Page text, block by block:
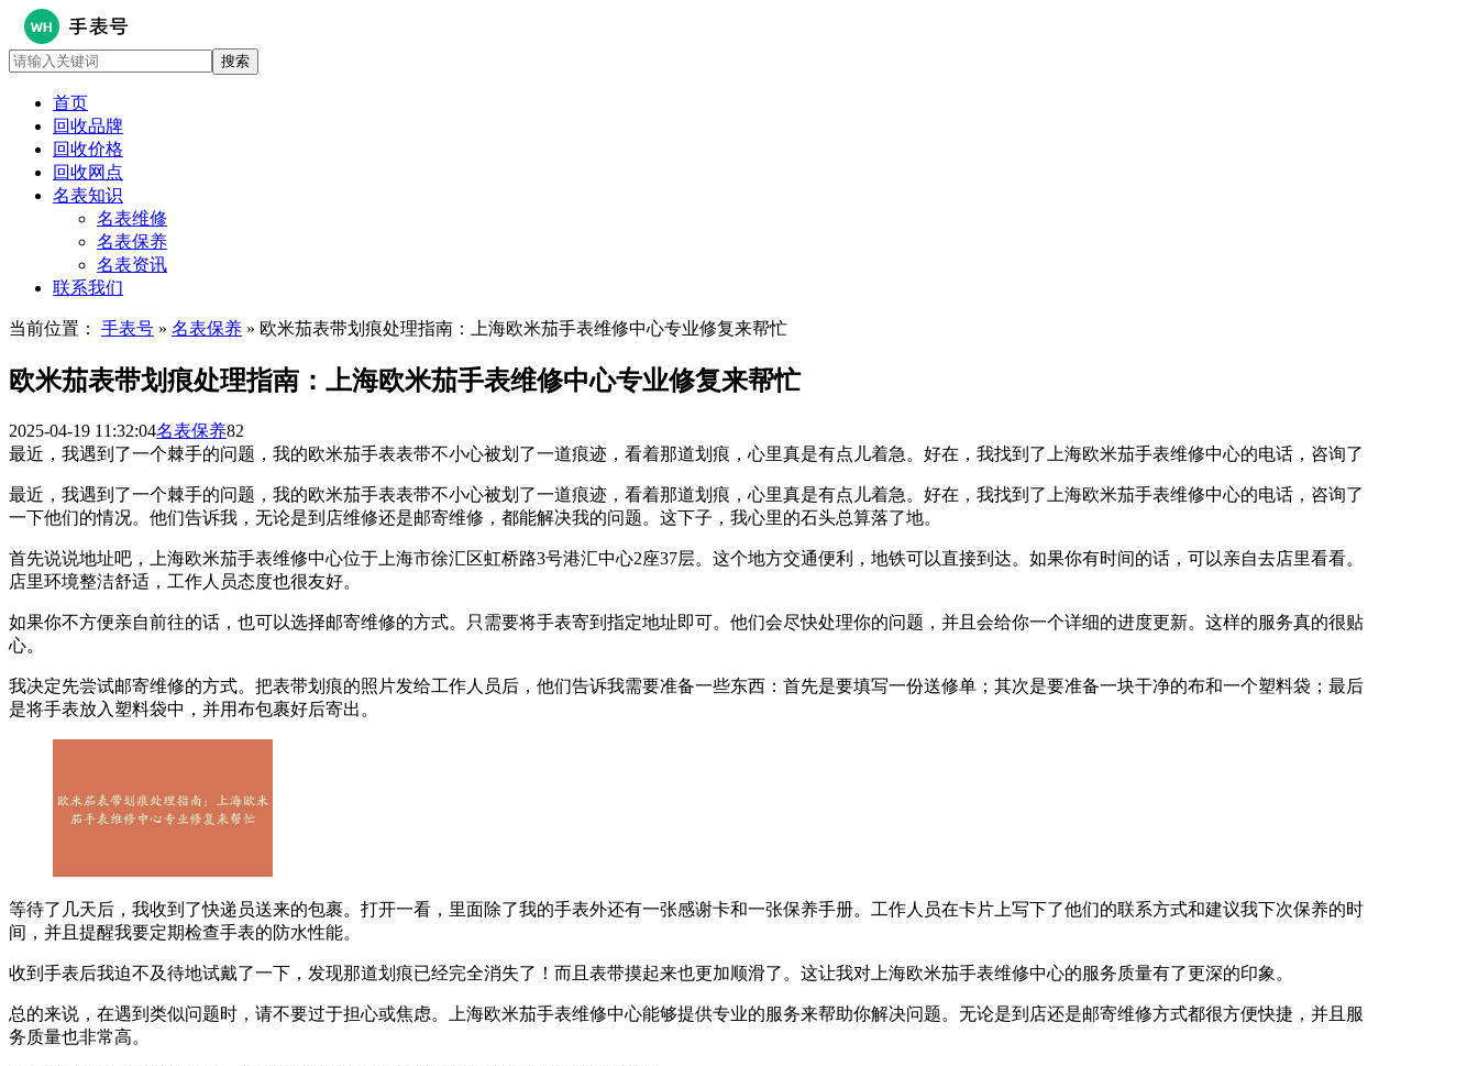
首页
回收品牌
回收价格
回收网点
名表知识
名表维修
名表保养
名表资讯
联系我们
当前位置： 手表号 » 名表保养 » 欧米茄表带划痕处理指南：上海欧米茄手表维修中心专业修复来帮忙
欧米茄表带划痕处理指南：上海欧米茄手表维修中心专业修复来帮忙
2025-04-19 11:32:04名表保养82
最近，我遇到了一个棘手的问题，我的欧米茄手表表带不小心被划了一道痕迹，看着那道划痕，心里真是有点儿着急。好在，我找到了上海欧米茄手表维修中心的电话，咨询了
最近，我遇到了一个棘手的问题，我的欧米茄手表表带不小心被划了一道痕迹，看着那道划痕，心里真是有点儿着急。好在，我找到了上海欧米茄手表维修中心的电话，咨询了
一下他们的情况。他们告诉我，无论是到店维修还是邮寄维修，都能解决我的问题。这下子，我心里的石头总算落了地。
首先说说地址吧，上海欧米茄手表维修中心位于上海市徐汇区虹桥路3号港汇中心2座37层。这个地方交通便利，地铁可以直接到达。如果你有时间的话，可以亲自去店里看看。
店里环境整洁舒适，工作人员态度也很友好。
如果你不方便亲自前往的话，也可以选择邮寄维修的方式。只需要将手表寄到指定地址即可。他们会尽快处理你的问题，并且会给你一个详细的进度更新。这样的服务真的很贴
心。
我决定先尝试邮寄维修的方式。把表带划痕的照片发给工作人员后，他们告诉我需要准备一些东西：首先是要填写一份送修单；其次是要准备一块干净的布和一个塑料袋；最后
是将手表放入塑料袋中，并用布包裹好后寄出。
等待了几天后，我收到了快递员送来的包裹。打开一看，里面除了我的手表外还有一张感谢卡和一张保养手册。工作人员在卡片上写下了他们的联系方式和建议我下次保养的时
间，并且提醒我要定期检查手表的防水性能。
收到手表后我迫不及待地试戴了一下，发现那道划痕已经完全消失了！而且表带摸起来也更加顺滑了。这让我对上海欧米茄手表维修中心的服务质量有了更深的印象。
总的来说，在遇到类似问题时，请不要过于担心或焦虑。上海欧米茄手表维修中心能够提供专业的服务来帮助你解决问题。无论是到店还是邮寄维修方式都很方便快捷，并且服
务质量也非常高。